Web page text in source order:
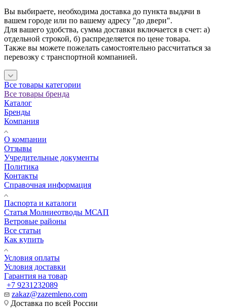
Вы выбираете, необходима доставка до пункта выдачи в
вашем городе или по вашему адресу "до двери".
Для вашего удобства, сумма доставки включается в счет: а)
отдельной строкой, б) распределяется по цене товара.
Также вы можете пожелать самостоятельно рассчитаться за
перевозку с транспортной компанией.
Все товары категории
Все товары бренда
Каталог
Бренды
Компания
О компании
Отзывы
Учредительные документы
Политика
Контакты
Справочная информация
Паспорта и каталоги
Статья Молниеотводы МСАП
Ветровые районы
Все статьи
Как купить
Условия оплаты
Условия доставки
Гарантия на товар
+7 9231232089
zakaz@zazemleno.com
Доставка по всей России